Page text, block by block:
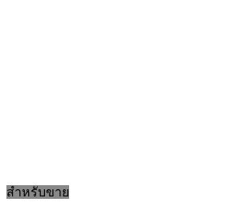
สำหรับขาย